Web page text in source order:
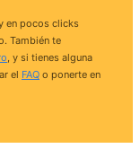
en pocos clicks
También te
, y si tienes alguna
el FAQ o ponerte en